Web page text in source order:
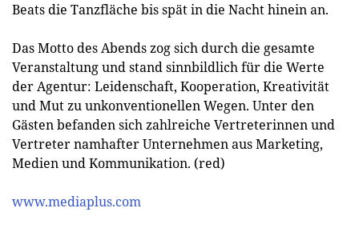
Beats die Tanzfläche bis spät in die Nacht hinein an.
Das Motto des Abends zog sich durch die gesamte
Veranstaltung und stand sinnbildlich für die Werte
der Agentur: Leidenschaft, Kooperation, Kreativität
und Mut zu unkonventionellen Wegen. Unter den
Gästen befanden sich zahlreiche Vertreterinnen und
Vertreter namhafter Unternehmen aus Marketing,
Medien und Kommunikation. (red)
www.mediaplus.com